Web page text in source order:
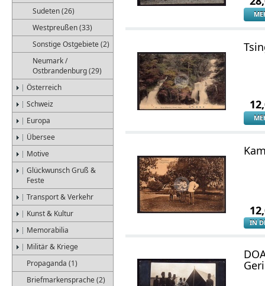
Sudeten (26)
Westpreußen (33)
Sonstige Ostgebiete (2)
Neumark /
Ostbrandenburg (29)
Österreich
Schweiz
Europa
Übersee
Motive
Glückwunsch Gruß &
Feste
Transport & Verkehr
Kunst & Kultur
Memorabilia
Militär & Kriege
Propaganda (1)
Briefmarkensprache (2)
IN